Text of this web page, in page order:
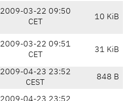
2009-03-22 09:50
CET
10 KiB
2009-03-22 09:51
CET
31 KiB
2009-04-23 23:52
CEST
848 B